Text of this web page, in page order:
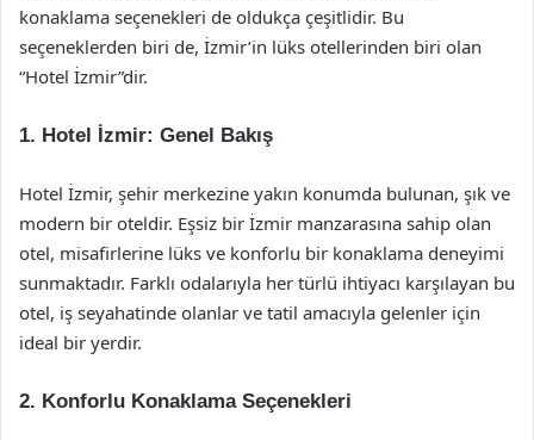
konaklama seçenekleri de oldukça çeşitlidir. Bu
seçeneklerden biri de, İzmir’in lüks otellerinden biri olan
“Hotel İzmir”dir.
1. Hotel İzmir: Genel Bakış
Hotel İzmir, şehir merkezine yakın konumda bulunan, şık ve
modern bir oteldir. Eşsiz bir İzmir manzarasına sahip olan
otel, misafirlerine lüks ve konforlu bir konaklama deneyimi
sunmaktadır. Farklı odalarıyla her türlü ihtiyacı karşılayan bu
otel, iş seyahatinde olanlar ve tatil amacıyla gelenler için
ideal bir yerdir.
2. Konforlu Konaklama Seçenekleri